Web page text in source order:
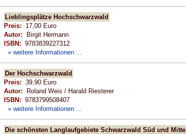
Lieblingsplätze Hochschwarzwald
Preis: 17,00 Euro
Autor: Birgit Hermann
ISBN: 9783839227312
» weitere Informationen ...
Der Hochschwarzwald
Preis: 39,90 Euro
Autor: Roland Weis / Harald Riesterer
ISBN: 9783799508407
» weitere Informationen ...
Die schönsten Langlaufgebiete Schwarzwald Süd und Mitte